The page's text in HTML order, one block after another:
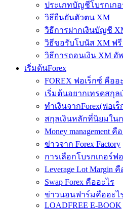
ประเภทบัญชีโบรกเกอ
วิธียืนยันตัวตน XM
วิธีการฝากเงินบัญชี
วิธีขอรับโบนัส XM ฟรี
วิธีการถอนเงิน XM อัพ
เริ่มต้นForex
FOREX ฟอเร็กซ์ คืออ
เริ่มต้นอยากเทรดสกุล
ทำเงินจากForex(ฟอเ
สกุลเงินหลักที่นิยมใน
Money management คื
ข่าวจาก Forex Factory
การเลือกโบรกเกอร์ฟ
Leverage Lot Margin
Swap Forex คืออะไร
ข่าวนอนฟาร์มคืออะไร
LOADFREE E-BOOK